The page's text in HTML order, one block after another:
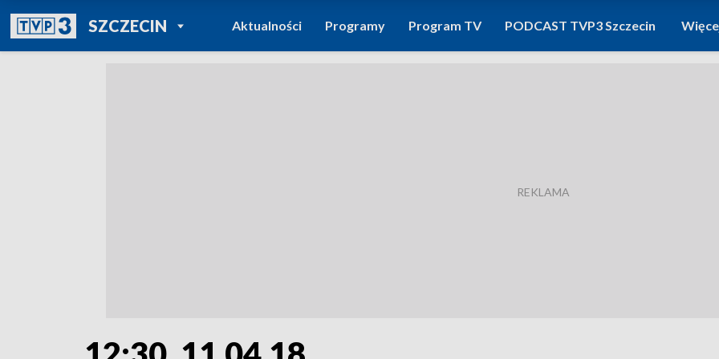
SZCZECINPOWRÓT DO
TVP REGIONY
Aktualności Programy Program TV PODCAST TVP3 Szczecin